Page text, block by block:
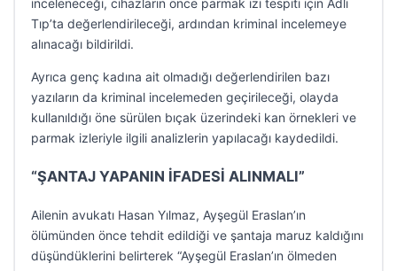
inceleneceği, cihazların önce parmak izi tespiti için Adli
Tıp’ta değerlendirileceği, ardından kriminal incelemeye
alınacağı bildirildi.
Ayrıca genç kadına ait olmadığı değerlendirilen bazı
yazıların da kriminal incelemeden geçirileceği, olayda
kullanıldığı öne sürülen bıçak üzerindeki kan örnekleri ve
parmak izleriyle ilgili analizlerin yapılacağı kaydedildi.
“ŞANTAJ YAPANIN İFADESİ ALINMALI”
Ailenin avukatı Hasan Yılmaz, Ayşegül Eraslan’ın
ölümünden önce tehdit edildiği ve şantaja maruz kaldığını
düşündüklerini belirterek “Ayşegül Eraslan’ın ölmeden